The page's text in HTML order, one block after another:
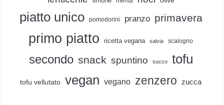
piatto unico pomodorini pranzo primavera
primo piatto ricetta vegana salvia scalogno
secondo snack spuntino succo tofu
tofu vellutato vegan vegano zenzero zucca